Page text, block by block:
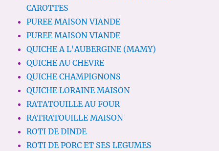
CAROTTES
PUREE MAISON VIANDE
PUREE MAISON VIANDE
QUICHE A L'AUBERGINE (MAMY)
QUICHE AU CHEVRE
QUICHE CHAMPIGNONS
QUICHE LORAINE MAISON
RATATOUILLE AU FOUR
RATRATOUILLE MAISON
ROTI DE DINDE
ROTI DE PORC ET SES LEGUMES